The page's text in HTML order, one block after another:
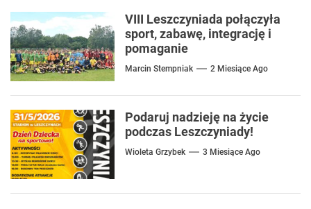
VIII Leszczyniada połączyła
sport, zabawę, integrację i
pomaganie
Marcin Stempniak 2 Miesiące Ago
Podaruj nadzieję na życie
podczas Leszczyniady!
Wioleta Grzybek 3 Miesiące Ago